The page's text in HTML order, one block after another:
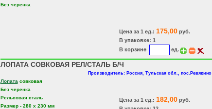
Без черенка
Цена за 1 ед.: 175,00руб.
В упаковке: 1
В корзине
ед.
ЛОПАТА СОВКОВАЯ РЕЛ/СТАЛЬ Б/Ч
Производитель: Россия, Тульская обл., пос.Ревякино
Лопата совковая
Без черенка
Рельсовая сталь
Размер - 280 х 230 мм
Цена за 1 ед.: 182,00руб.